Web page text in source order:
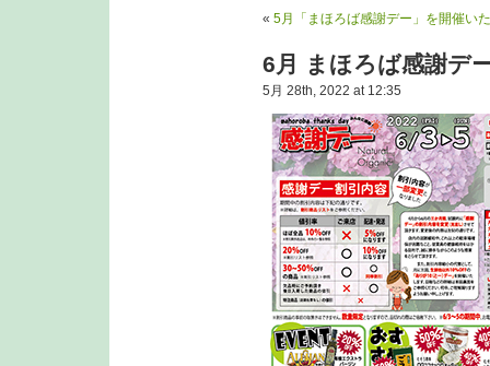
« 5月「まほろば感謝デー」を開催い
6月 まほろば感謝デ
5月 28th, 2022 at 12:35